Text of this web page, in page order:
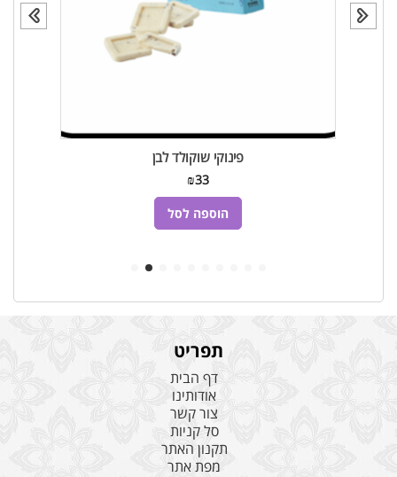
פינוקי שוקולד לבן
₪33
הוספה לסל
תפריט
דף הבית
אודותינו
צור קשר
סל קניות
תקנון האתר
מפת אתר